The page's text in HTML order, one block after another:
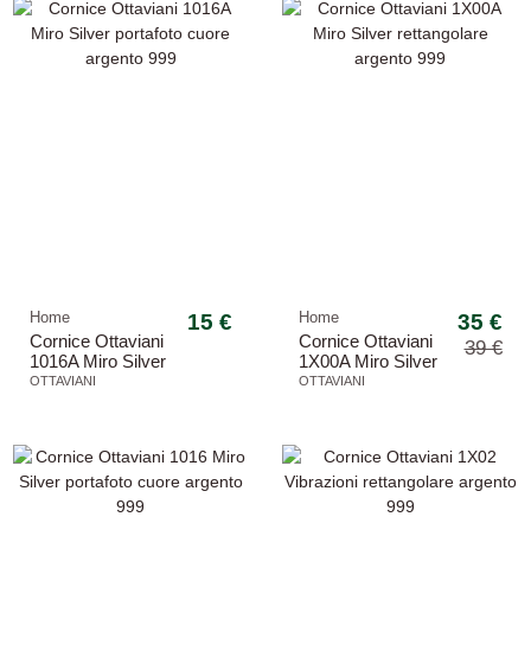
Home
Cornice Ottaviani
1016A Miro Silver
portafoto cuore
OTTAVIANI
15 €
-10,26%
Home
Cornice Ottaviani
1X00A Miro Silver
rettangolare
OTTAVIANI
35 €
39 €